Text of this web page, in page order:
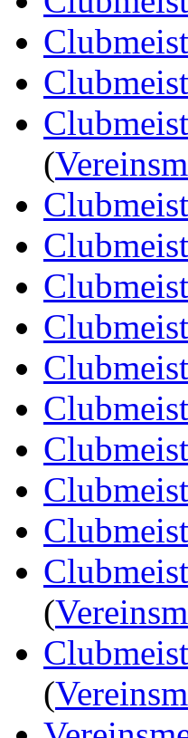
(
(
(